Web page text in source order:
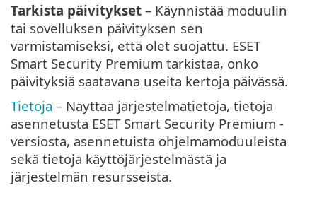
Tarkista päivitykset – Käynnistää moduulin
tai sovelluksen päivityksen sen
varmistamiseksi, että olet suojattu. ESET
Smart Security Premium tarkistaa, onko
päivityksiä saatavana useita kertoja päivässä.
Tietoja – Näyttää järjestelmätietoja, tietoja
asennetusta ESET Smart Security Premium -
versiosta, asennetuista ohjelmamoduuleista
sekä tietoja käyttöjärjestelmästä ja
järjestelmän resursseista.